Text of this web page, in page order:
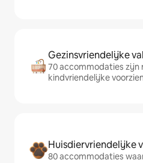
Gezinsvriendelijke
70 accommodaties zijn
kindvriendelijke
Huisdiervriendelijke
80 accommodaties